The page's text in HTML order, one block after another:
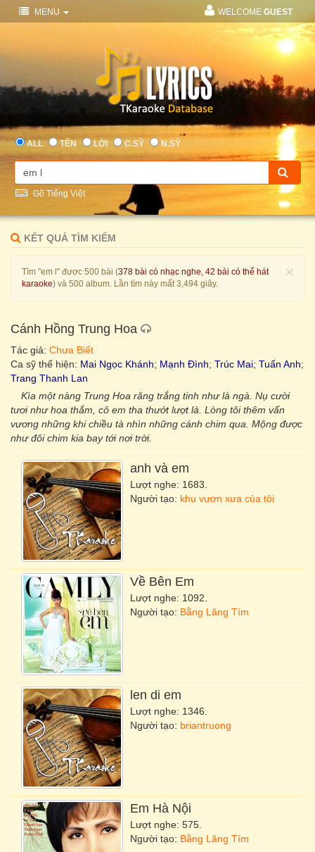
MENU WELCOME GUEST
ALL TÊN LỜI C.SỸ N.SỸ
Gõ Tiếng Việt
KẾT QUẢ TÌM KIẾM
×
Tìm "em l" được 500 bài (378 bài có nhạc nghe, 42 bài có thể hát
karaoke) và 500 album. Lần tìm này mất 3,494 giây.
Cánh Hồng Trung Hoa
Tác giả: Chưa Biết
Ca sỹ thể hiện: Mai Ngọc Khánh; Mạnh Đình; Trúc Mai; Tuấn Anh;
Trang Thanh Lan
Kìa một nàng Trung Hoa răng trắng tinh như là ngà. Nụ cười
tươi như hoa thắm, cô em tha thướt lượt là. Lòng tôi thêm vấn
vương những khi chiều tà nhìn những cánh chim qua. Mộng được
như đôi chim kia bay tới nơi trời.
anh và em
Lượt nghe: 1683.
Người tạo: khu vươn xưa của tôi
Về Bên Em
Lượt nghe: 1092.
Người tạo: Bằng Lăng Tím
len di em
Lượt nghe: 1346.
Người tạo: briantruong
Em Hà Nội
Lượt nghe: 575.
Người tạo: Bằng Lăng Tím